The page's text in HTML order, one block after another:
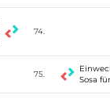
74.
75.
Sosa